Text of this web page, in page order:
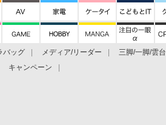
バッグ メディア/リーダー 三脚/一脚/雲台
キャンペーン